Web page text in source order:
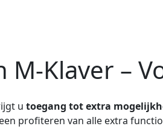
Klaver –
u toegang tot extra
profiteren van alle extra